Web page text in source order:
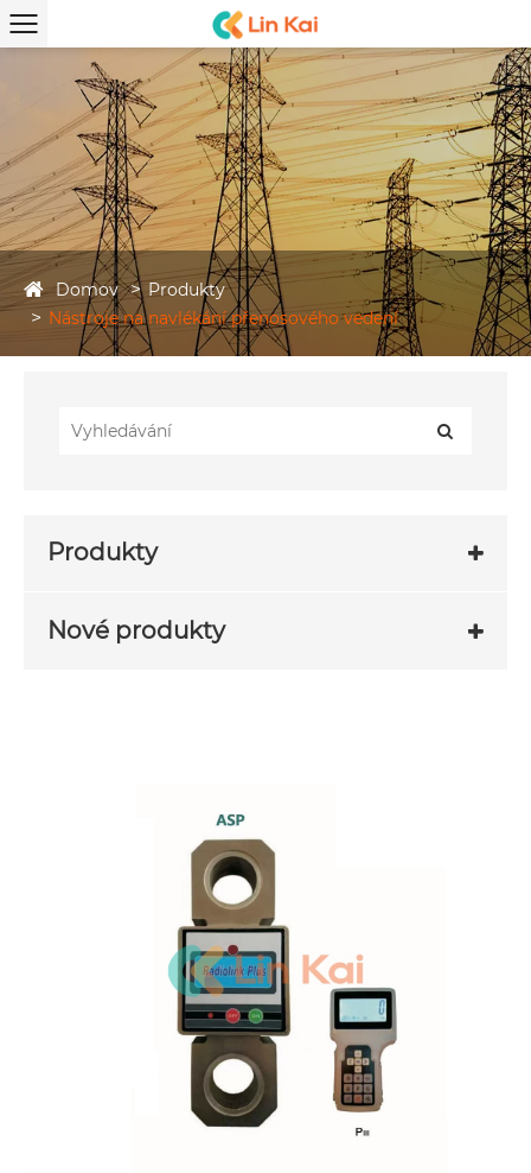
Domov
Produkty
Nástroje na navlékání přenosového vedení
Produkty
Nové produkty